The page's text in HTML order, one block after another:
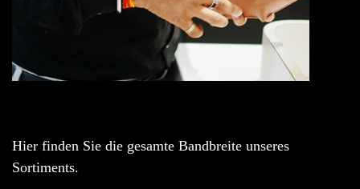
Hier finden Sie die gesamte Bandbreite unseres
Sortiments.